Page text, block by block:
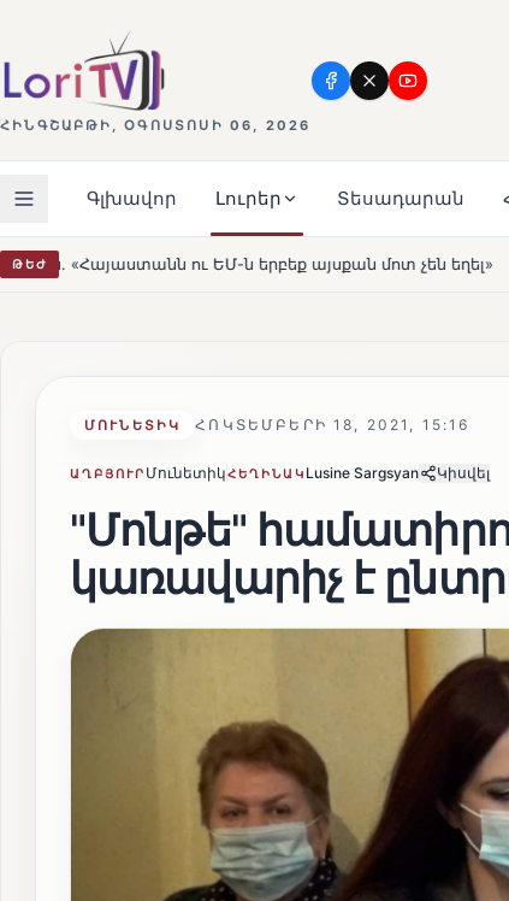
ՀԻՆԳՇԱԲԹԻ, ՕԳՈՍՏՈՍԻ 06, 2026
Գլխավոր Լուրեր Տեսադարան
ԹԵԺայսքան մոտ չեն եղել» HOT Լեռնահովիտի Սուրբ
ՄՈՒՆԵՏԻԿ ՀՈԿՏԵՄԲԵՐԻ 18, 2021, 15:16
ԱՂԲՅՈՒՐ ՄունետիկՀԵՂԻՆԱԿ Lusine Sargsyan Կիսվել
"Մոնթե"
կառավարիչ է